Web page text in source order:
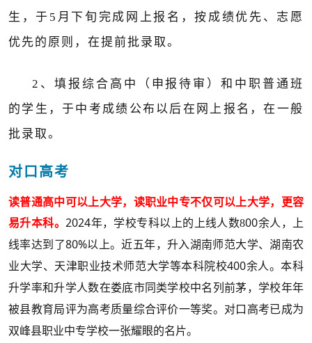
生， 于 5 月 下旬 完成网上报名，按成绩优先、志愿
优先的原则，在提前批录取。
2、 填报综合高中（申报待审）和中职普通班
的学生， 于中考成绩公布以后在 网上报名，在一般
批录取。
对口高考
读普通高中可以上大学，读职业中专不仅可以上大学，更容
易升本科。2024年，学校专科以上的上线人数800余人，上
线率达到了80%以上。近五年，升入湖南师范大学、湖南农
业大学、天津职业技术师范大学等本科院校400余人。本科
升学率和升学人数在娄底市同类学校中名列前茅，学校年年
被县教育局评为高考质量综合评价一等奖。对口高考已成为
双峰县职业中专学校一张耀眼的名片。